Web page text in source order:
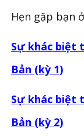
Hẹn gặp bạn
Sự khác biệt
Bản (kỳ 1)
Sự khác biệt
Bản (kỳ 2)